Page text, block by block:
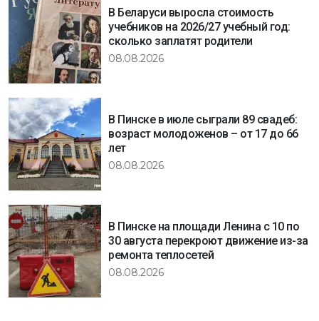
В Беларуси выросла стоимость
учебников на 2026/27 учебный год:
сколько заплатят родители
08.08.2026
В Пинске в июле сыграли 89 свадеб:
возраст молодоженов – от 17 до 66
лет
08.08.2026
В Пинске на площади Ленина с 10 по
30 августа перекроют движение из-за
ремонта теплосетей
08.08.2026